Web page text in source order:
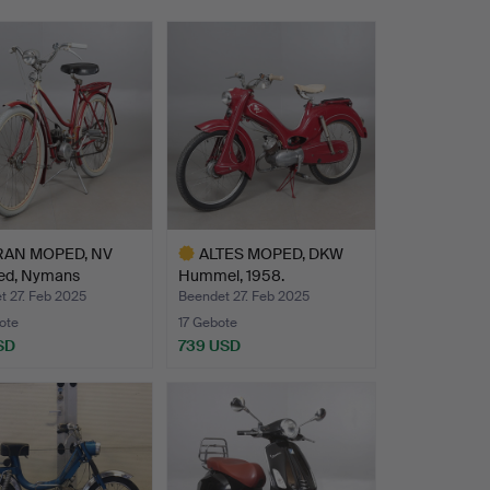
MOPED, NV
Nymans
27. Feb 2025
ALTES MOPED, DKW
Hummel, 1958.
Beendet 27. Feb 2025
17 Gebote
739 USD